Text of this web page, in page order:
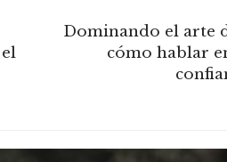
Dominando el arte
cómo hablar